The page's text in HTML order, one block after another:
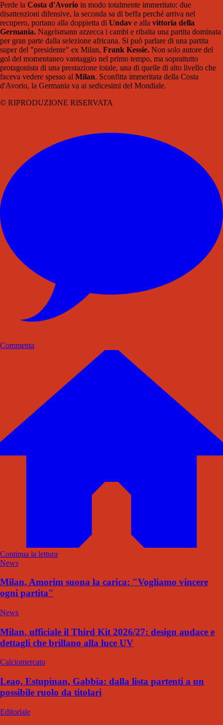
Perde la Costa d'Avorio in modo totalmente immeritato: due
disattenzioni difensive, la seconda sa di beffa perché arriva nel
recupero, portano alla doppietta di Undav e alla vittoria della
Germania. Nagelsmann azzecca i cambi e ribalta una partita dominata
per gran parte dalla selezione africana. Si può parlare di una partita
super del "presidente" ex Milan, Frank Kessie. Non solo autore del
gol del momentaneo vantaggio nel primo tempo, ma soprattutto
protagonista di una prestazione totale, una di quelle di alto livello che
faceva vedere spesso al Milan. Sconfitta immeritata della Costa
d'Avorio, la Germania va ai sedicesimi del Mondiale.
© RIPRODUZIONE RISERVATA
Commenta
Continua la lettura
News
Milan, Amorim suona la carica: "Vogliamo vincere
ogni partita"
News
Milan, ufficiale il Third Kit 2026/27: design audace e
dettagli che brillano alla luce UV
Calciomercato
Leao, Estupinan, Gabbia: dalla lista partenti a un
possibile ruolo da titolari
Editoriale